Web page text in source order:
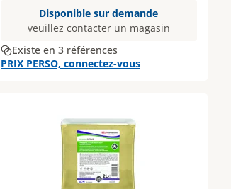
Disponible sur demande
veuillez contacter un magasin
Existe en 3 références
PRIX PERSO, connectez-vous